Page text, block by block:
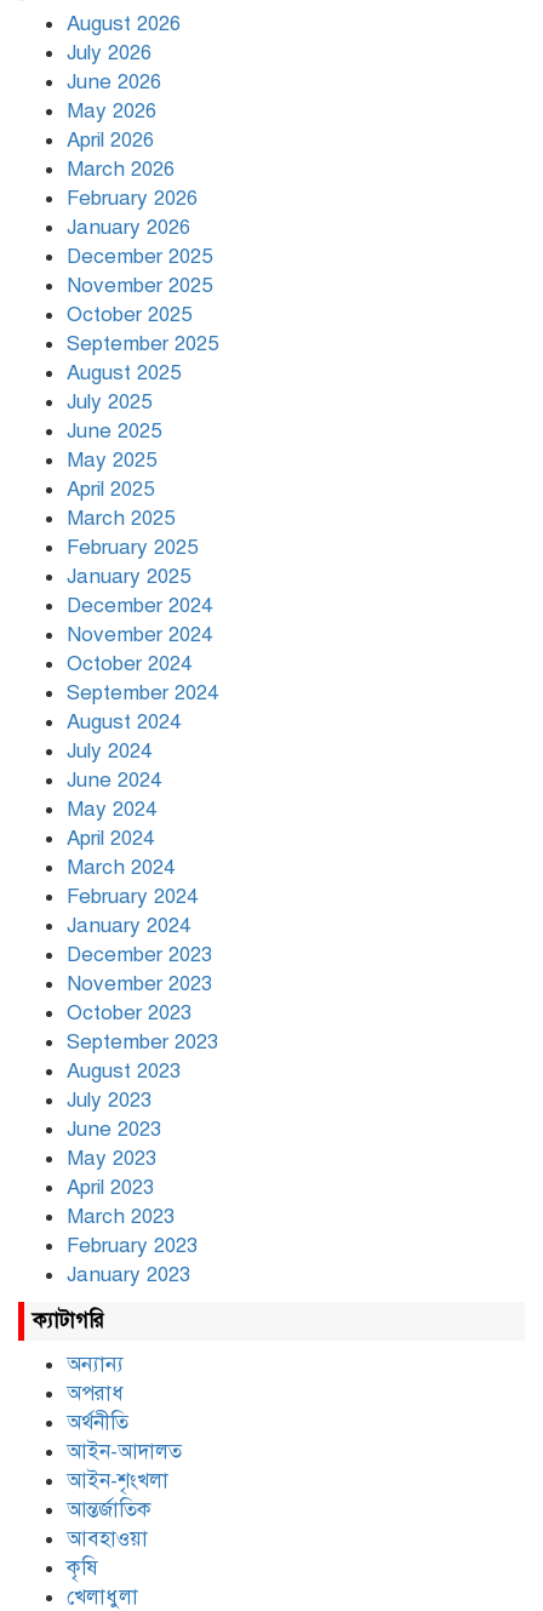
বৃষ্টি থামার নাম নেই, পথে পথে
August 2026
July 2026
June 2026
May 2026
April 2026
March 2026
February 2026
January 2026
December 2025
November 2025
October 2025
September 2025
August 2025
July 2025
June 2025
May 2025
April 2025
March 2025
February 2025
January 2025
December 2024
November 2024
October 2024
September 2024
August 2024
July 2024
June 2024
May 2024
April 2024
March 2024
February 2024
January 2024
December 2023
November 2023
October 2023
September 2023
August 2023
July 2023
June 2023
May 2023
April 2023
March 2023
February 2023
January 2023
ক্যাটাগরি
অন্যান্য
অপরাধ
অর্থনীতি
আইন-আদালত
আইন-শৃংখলা
আন্তর্জাতিক
আবহাওয়া
কৃষি
খেলাধুলা